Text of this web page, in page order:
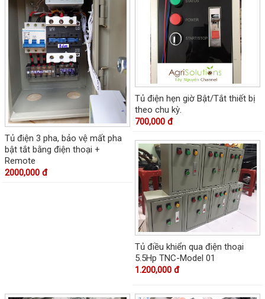
Tủ điện 3 pha, bảo vệ mất pha
bật tắt bằng điện thoại +
Remote
2000,000 đ
Tủ điện hẹn giờ Bật/Tắt thiết bị
theo chu kỳ.
700,000 đ
Tủ điều khiển qua điện thoại
5.5Hp TNC-Model 01
1.200,000 đ